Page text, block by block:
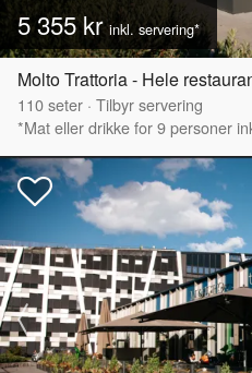
5 355 krinkl. servering*
Molto Trattoria - Hele
110seter · Tilbyr servering
*Mat eller drikke for 9 personer